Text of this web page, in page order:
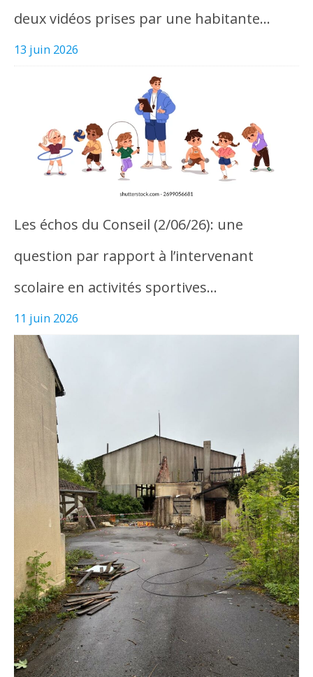
deux vidéos prises par une habitante…
13 juin 2026
Les échos du Conseil (2/06/26): une
question par rapport à l’intervenant
scolaire en activités sportives…
11 juin 2026